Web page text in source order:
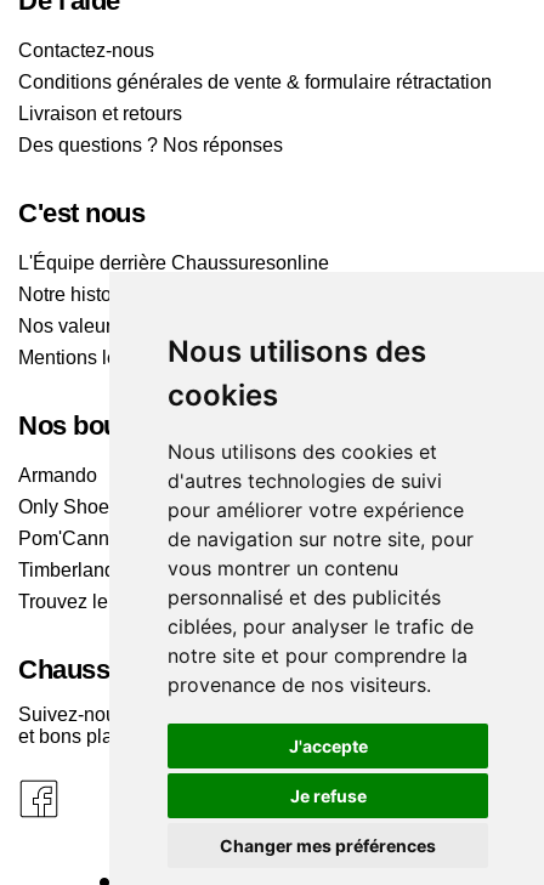
Nous utilisons des
cookies
Nous utilisons des cookies et
d'autres technologies de suivi
pour améliorer votre expérience
de navigation sur notre site, pour
vous montrer un contenu
personnalisé et des publicités
ciblées, pour analyser le trafic de
notre site et pour comprendre la
provenance de nos visiteurs.
J'accepte
Je refuse
Changer mes préférences
Contactez-nous
Conditions générales de vente & formulaire rétractation
Livraison et retours
Des questions ? Nos réponses
C'est nous
L'Équipe derrière Chaussuresonline
Notre histoire
Nos valeurs
Mentions légales
Nos boutiques
Armando
Only Shoes
Pom'Cannelle
Timberland
Trouvez le magasin le plus proche
Chaussuresonline sur les Médias sociaux
Suivez-nous sur les réseaux pour les dernières tendances
et bons plans !